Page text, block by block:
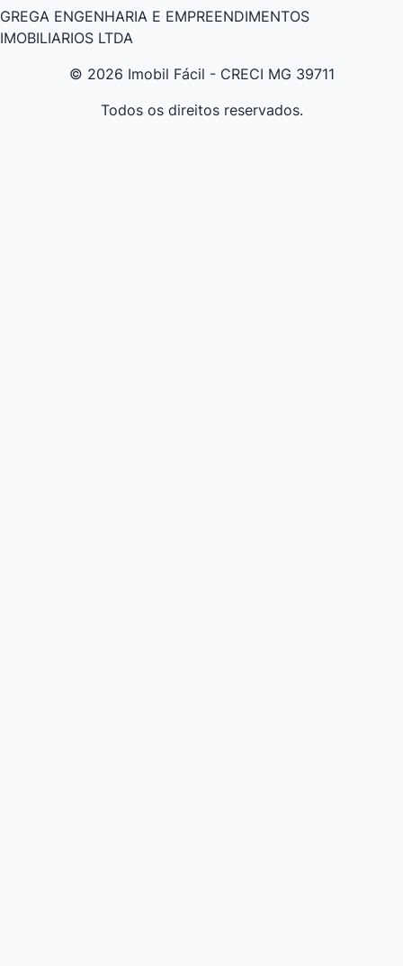
GREGA ENGENHARIA E EMPREENDIMENTOS
IMOBILIARIOS LTDA
© 2026 Imobil Fácil - CRECI MG 39711
Todos os direitos reservados.